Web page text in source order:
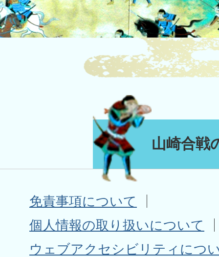
山崎合戦
免責事項について
個人情報の取り扱いについて
ウェブアクセシビリティにつ